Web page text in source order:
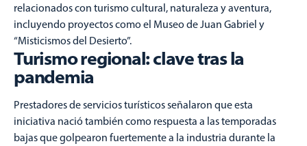
relacionados con turismo cultural, naturaleza y aventura,
incluyendo proyectos como el Museo de Juan Gabriel y
“Misticismos del Desierto”.
Turismo regional: clave tras la
pandemia
Prestadores de servicios turísticos señalaron que esta
iniciativa nació también como respuesta a las temporadas
bajas que golpearon fuertemente a la industria durante la